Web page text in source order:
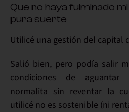
Que no haya fulminado
pura suerte
Utilicé una gestión del capital
Salió bien, pero podía salir
condiciones de aguantar
normalita sin reventar la
utilicé no es sostenible (ni